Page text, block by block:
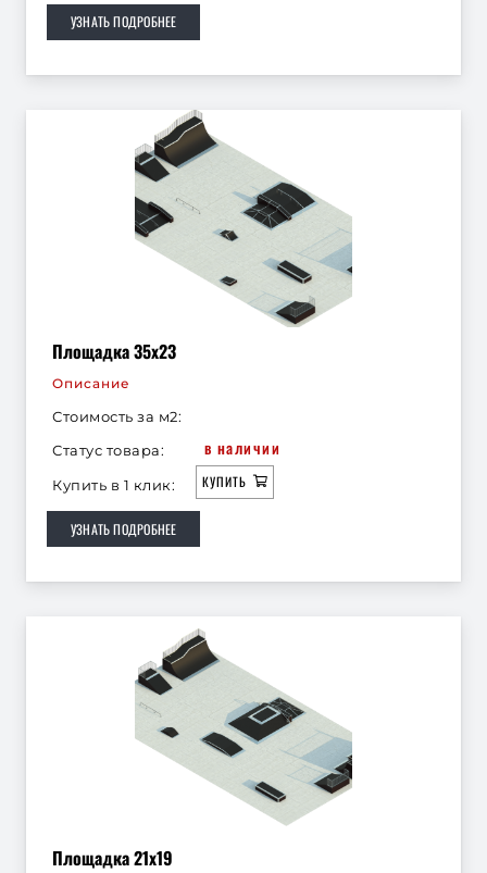
УЗНАТЬ ПОДРОБНЕЕ
Площадка 35х23
Описание
Стоимость за м2:
Статус товара:
в наличии
Купить в 1 клик: КУПИТЬ
УЗНАТЬ ПОДРОБНЕЕ
Площадка 21х19